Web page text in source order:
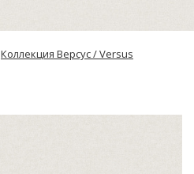
Коллекция Версус / Versus